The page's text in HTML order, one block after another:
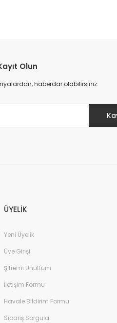
Olun
haberdar olabilirsiniz.
ÜYELİK
Yeni Üyelik
Üye Girişi
Şifremi Unuttum
İletişim Formu
Havale Bildirim Formu
Sipariş Sorgula